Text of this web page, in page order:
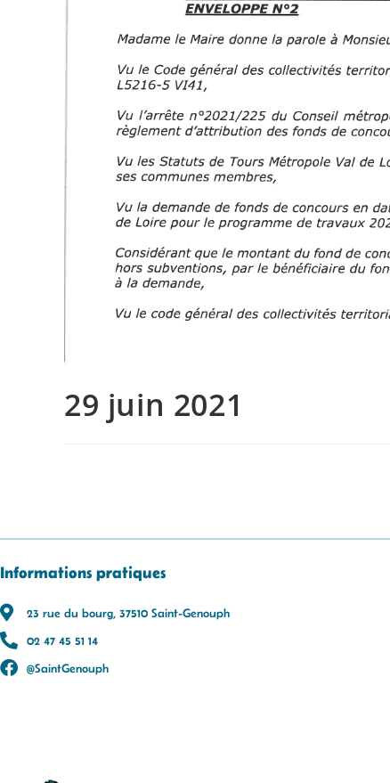
29 juin 2021
Informations pratiques
23 rue du bourg, 37510 Saint-Genouph
02 47 45 51 14
@SaintGenouph